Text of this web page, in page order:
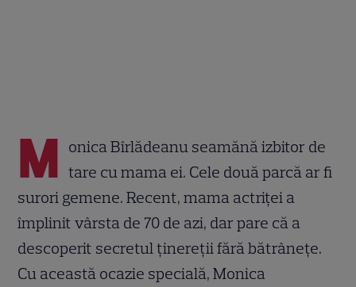
M onica Bîrlădeanu seamănă izbitor de
tare cu mama ei. Cele două parcă ar fi
surori gemene. Recent, mama actriței a
împlinit vârsta de 70 de azi, dar pare că a
descoperit secretul ținereții fără bătrânețe.
Cu această ocazie specială, Monica